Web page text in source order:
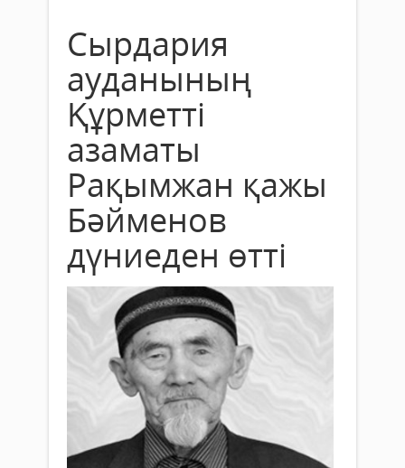
Cырдария
ауданының
Құрметті
азаматы
Рақымжан қажы
Бәйменов
дүниеден өтті